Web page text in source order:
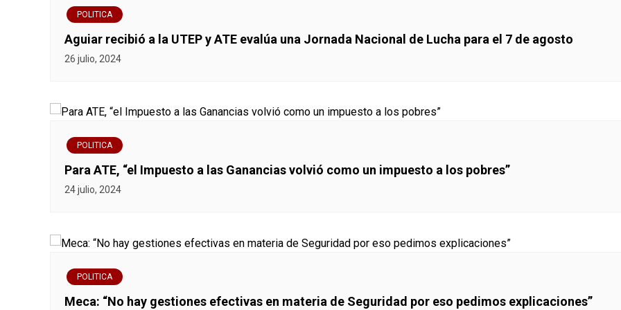
e
n
t
r
d
a
POLITICA
Aguiar recibió a la UTEP y ATE evalúa una Jornada Nacional de Lucha para el 7 de agosto
26 julio, 2024
POLITICA
Para ATE, “el Impuesto a las Ganancias volvió como un impuesto a los pobres”
24 julio, 2024
POLITICA
Meca: “No hay gestiones efectivas en materia de Seguridad por eso pedimos explicaciones”